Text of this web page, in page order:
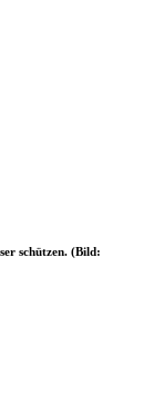
schützen. (Bild: